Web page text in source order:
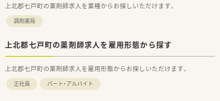
上北郡七戸町の薬剤師求人を業種からお探しいただけます。
調剤薬局
上北郡七戸町の薬剤師求人を雇用形態から探す
上北郡七戸町の薬剤師求人を雇用形態からお探しいただけます。
正社員 パート・アルバイト